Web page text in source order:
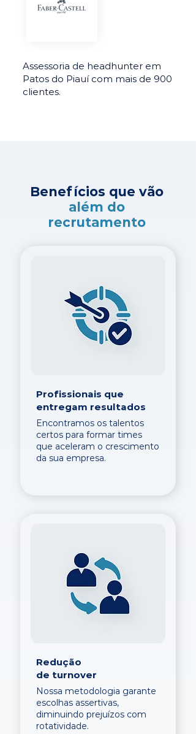
Assessoria de headhunter em
Patos do Piauí com mais de 900
clientes.
Benefícios que vão
além do
recrutamento
Profissionais que
entregam resultados
Encontramos os talentos
certos para formar times
que aceleram o crescimento
da sua empresa.
Redução
de turnover
Nossa metodologia garante
escolhas assertivas,
diminuindo prejuízos com
rotatividade.